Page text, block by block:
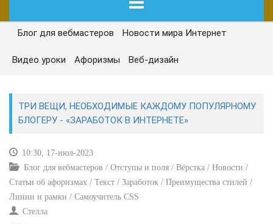
ГЛАВНАЯ
СЕГОДНЯ
РЕМОНТ И СОВЕТЫ
ИНТЕРНЕТ И СВЯЗЬ
Блог для вебмастеров Новости мира Интернет
Видео уроки Афоризмы Веб-дизайн
ТРИ ВЕЩИ, НЕОБХОДИМЫЕ КАЖДОМУ ПОПУЛЯРНОМУ
БЛОГЕРУ - «ЗАРАБОТОК В ИНТЕРНЕТЕ»
10:30, 17-июл-2023
Блог для вебмастеров / Отступы и поля / Вёрстка / Новости /
Статьи об афоризмах / Текст / Заработок / Преимущества стилей /
Линии и рамки / Самоучитель CSS
Стелла